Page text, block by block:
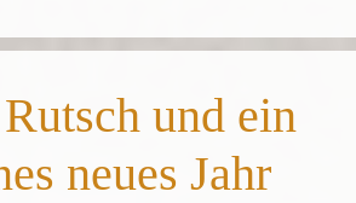
und ein
neues Jahr